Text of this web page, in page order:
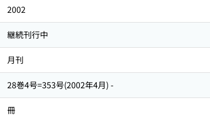
2002
継続刊行中
月刊
28巻4号=353号(2002年4月) -
冊